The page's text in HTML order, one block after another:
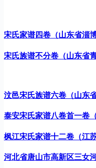
宋氏家谱四卷（山东省淄
宋氏族谱不分卷（山东省
汶邑宋氏族谱六卷（山东
泰安宋氏家谱八卷首一卷
枫江宋氏家谱十二卷（江
河北省唐山市高新区三女